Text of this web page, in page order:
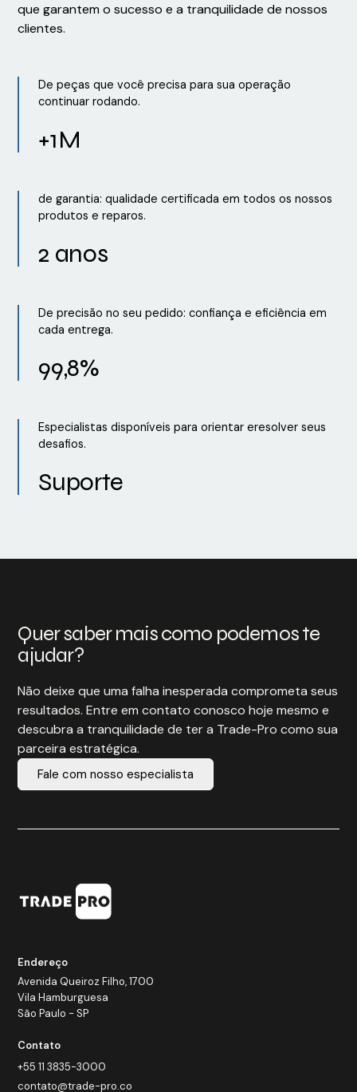
que garantem o sucesso e a tranquilidade de nossos
clientes.
De peças que você precisa para sua operação
continuar rodando.
+1M
de garantia: qualidade certificada em todos os nossos
produtos e reparos.
2 anos
De precisão no seu pedido: confiança e eficiência em
cada entrega.
99,8%
Especialistas disponíveis para orientar eresolver seus
desafios.
Suporte
Quer saber mais como podemos te
ajudar?
Não deixe que uma falha inesperada comprometa seus
resultados. Entre em contato conosco hoje mesmo e
descubra a tranquilidade de ter a Trade-Pro como sua
parceira estratégica.
Fale com nosso especialista
Endereço
Avenida Queiroz Filho, 1700
Vila Hamburguesa
São Paulo - SP
Contato
+55 11 3835-3000
contato@trade-pro.co